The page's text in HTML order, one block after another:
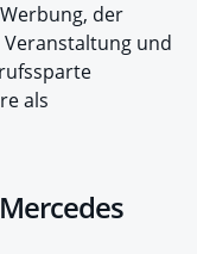
der
und
als